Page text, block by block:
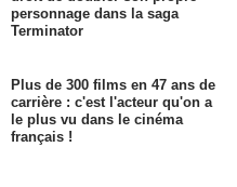
personnage dans la saga
Terminator
Plus de 300 films en 47 ans de
carrière : c'est l'acteur qu'on a
le plus vu dans le cinéma
français !